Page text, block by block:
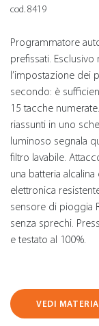
cod. 8419
Programmatore
prefissati.
l’impostazione dei
secondo: è
15 tacche
riassunti in uno
luminoso segnala
filtro lavabile.
una batteria
elettronica
sensore di pioggia
senza sprechi.
e testato al 100%.
VEDI